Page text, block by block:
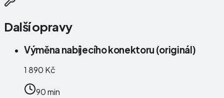
Další opravy
Výměna nabíjecího konektoru (originál)
1 890 Kč
90 min